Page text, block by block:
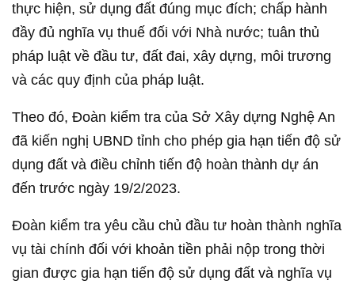
thực hiện, sử dụng đất đúng mục đích; chấp hành
đầy đủ nghĩa vụ thuế đối với Nhà nước; tuân thủ
pháp luật về đầu tư, đất đai, xây dựng, môi trương
và các quy định của pháp luật.
Theo đó, Đoàn kiểm tra của Sở Xây dựng Nghệ An
đã kiến nghị UBND tỉnh cho phép gia hạn tiến độ sử
dụng đất và điều chỉnh tiến độ hoàn thành dự án
đến trước ngày 19/2/2023.
Đoàn kiểm tra yêu cầu chủ đầu tư hoàn thành nghĩa
vụ tài chính đối với khoản tiền phải nộp trong thời
gian được gia hạn tiến độ sử dụng đất và nghĩa vụ